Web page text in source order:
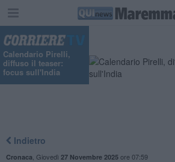
Calendario Pirelli,
diffuso il teaser:
focus sull'India
Indietro
Cronaca Giovedì 27 Novembre 2025ore 07:59